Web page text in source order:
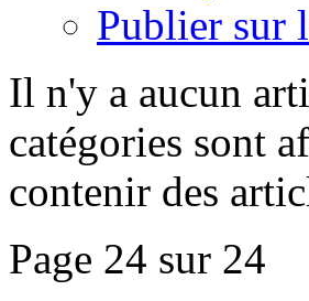
Publier sur
Il n'y a aucun
catégories sont
contenir des
Page 24 sur 24